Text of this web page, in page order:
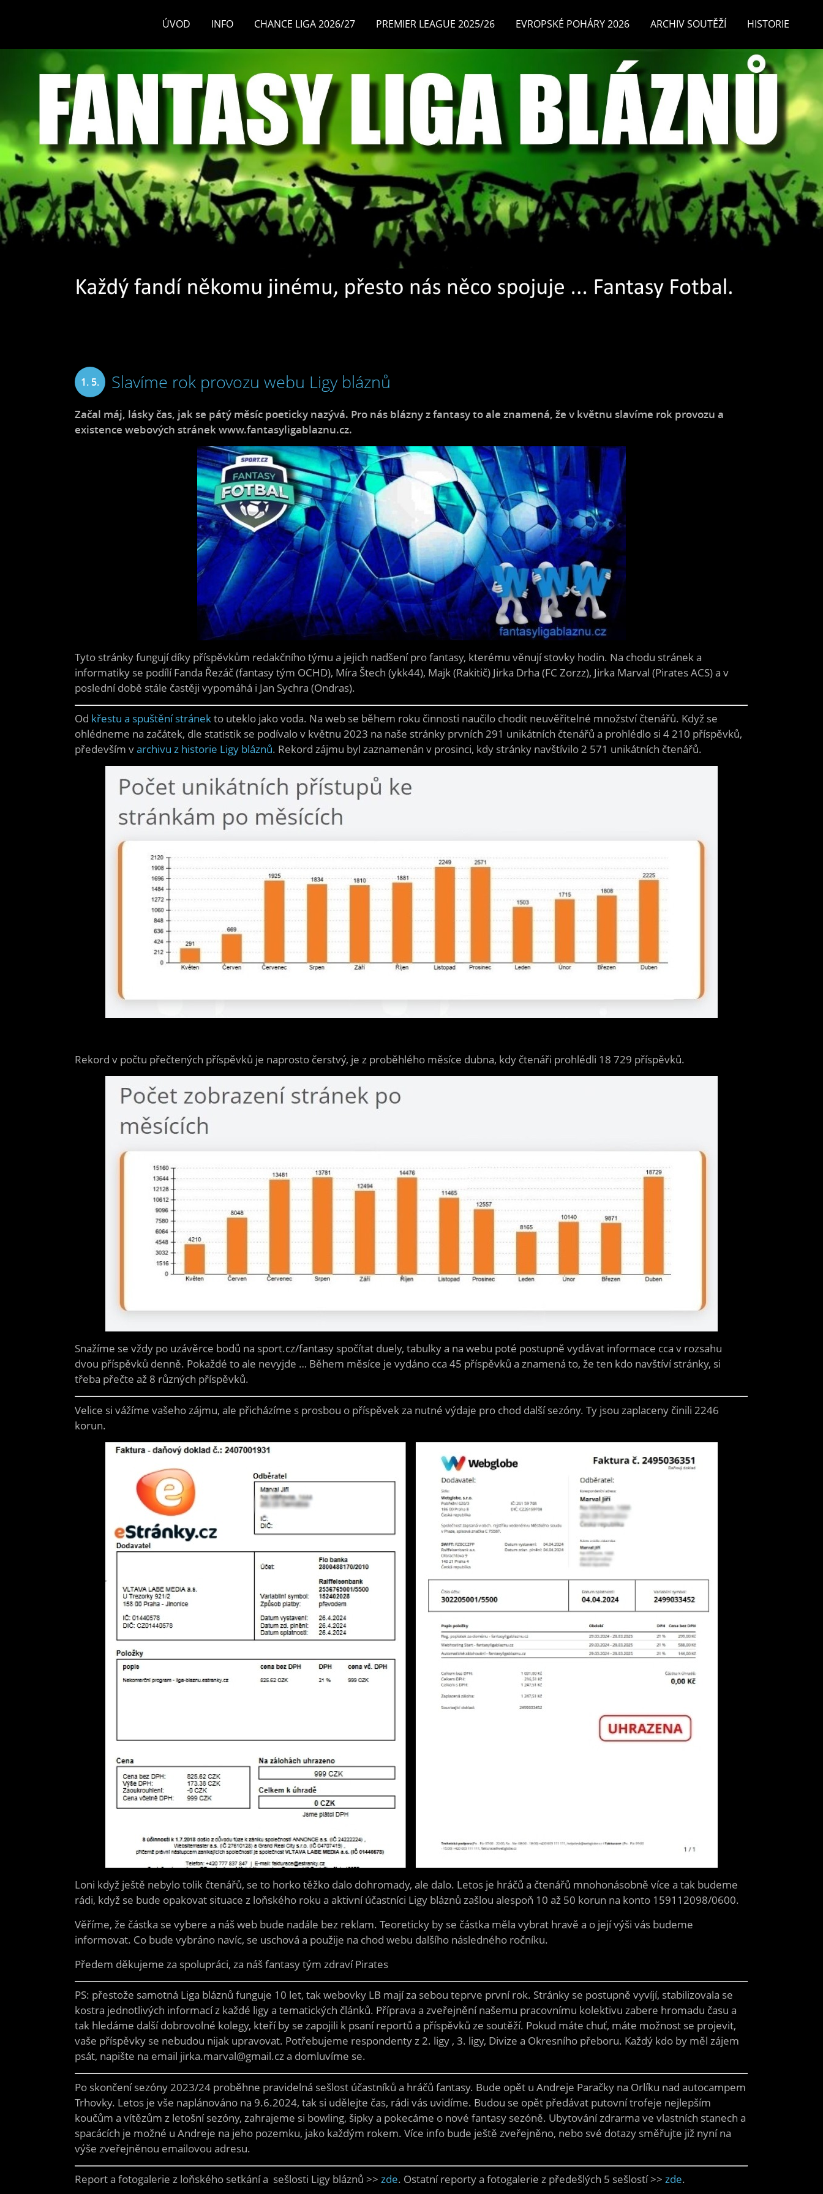
ÚVOD INFO CHANCE LIGA 2026/27 PREMIER LEAGUE 2025/26 EVROPSKÉ POHÁRY 2026 ARCHIV SOUTĚŽÍ HISTORIE
1. 5.
2024
Slavíme rok provozu webu Ligy bláznů
Začal máj, lásky čas, jak se pátý měsíc poeticky nazývá. Pro nás blázny z fantasy to ale znamená, že v květnu slavíme rok provozu a
existence webových stránek www.fantasyligablaznu.cz.
Tyto stránky fungují díky příspěvkům redakčního týmu a jejich nadšení pro fantasy, kterému věnují stovky hodin. Na chodu stránek a
informatiky se podílí Fanda Řezáč (fantasy tým OCHD), Míra Štech (ykk44), Majk (Rakitič) Jirka Drha (FC Zorzz), Jirka Marval (Pirates ACS) a v
poslední době stále častěji vypomáhá i Jan Sychra (Ondras).
Od křestu a spuštění stránekto uteklo jako voda. Na web se během roku činnosti naučilo chodit neuvěřitelné množství čtenářů. Když se
ohlédneme na začátek, dle statistik se podívalo v květnu 2023 na naše stránky prvních 291 unikátních čtenářů a prohlédlo si 4 210 příspěvků,
především varchivu z historie Ligy bláznů. Rekord zájmu byl zaznamenán v prosinci, kdy stránky navštívilo 2 571 unikátních čtenářů.
Rekord v počtu přečtených příspěvků je naprosto čerstvý, je z proběhlého měsíce dubna, kdy čtenáři prohlédli 18 729 příspěvků.
Snažíme se vždy po uzávěrce bodů na sport.cz/fantasy spočítat duely, tabulky a na webu poté postupně vydávat informace cca v rozsahu
dvou příspěvků denně. Pokaždé to ale nevyjde … Během měsíce je vydáno cca 45 příspěvků a znamená to, že ten kdo navštíví stránky, si
třeba přečte až 8 různých příspěvků.
Velice si vážíme vašeho zájmu, ale přicházíme s prosbou o příspěvek za nutné výdaje pro chod další sezóny. Ty jsou zaplaceny činili 2246
korun.
Loni když ještě nebylo tolik čtenářů, se to horko těžko dalo dohromady, ale dalo. Letos je hráčů a čtenářů mnohonásobně více a tak budeme
rádi, když se bude opakovat situace z loňského roku a aktivní účastníci Ligy bláznů zašlou alespoň 10 až 50 korun na konto 159112098/0600.
Věříme, že částka se vybere a náš web bude nadále bez reklam. Teoreticky by se částka měla vybrat hravě a o její výši vás budeme
informovat. Co bude vybráno navíc, se uschová a použije na chod webu dalšího následného ročníku.
Předem děkujeme za spolupráci, za náš fantasy tým zdraví Pirates
PS: přestože samotná Liga bláznů funguje 10 let, tak webovky LB mají za sebou teprve první rok. Stránky se postupně vyvíjí, stabilizovala se
kostra jednotlivých informací z každé ligy a tematických článků. Příprava a zveřejnění našemu pracovnímu kolektivu zabere hromadu času a
tak hledáme další dobrovolné kolegy, kteří by se zapojili k psaní reportů a příspěvků ze soutěží. Pokud máte chuť, máte možnost se projevit,
vaše příspěvky se nebudou nijak upravovat. Potřebujeme respondenty z 2. ligy , 3. ligy, Divize a Okresního přeboru. Každý kdo by měl zájem
psát, napište na email jirka.marval@gmail.cz a domluvíme se.
Po skončení sezóny 2023/24 proběhne pravidelná sešlost účastníků a hráčů fantasy. Bude opět u Andreje Paračky na Orlíku nad autocampem
Trhovky. Letos je vše naplánováno na 9.6.2024, tak si udělejte čas, rádi vás uvidíme. Budou se opět předávat putovní trofeje nejlepším
koučům a vítězům z letošní sezóny, zahrajeme si bowling, šipky a pokecáme o nové fantasy sezóně. Ubytování zdrarma ve vlastních stanech a
spacácích je možné u Andreje na jeho pozemku, jako každým rokem. Více info bude ještě zveřejněno, nebo své dotazy směřujte již nyní na
výše zveřejněnou emailovou adresu.
Report a fotogalerie z loňského setkání a sešlosti Ligy bláznů >> zde. Ostatní reporty a fotogalerie z předešlých 5 sešlostí >> zde.